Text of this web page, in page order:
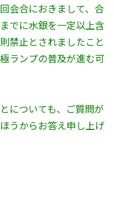
会合におきまして、合
でに水銀を一定以上含
禁止とされましたこと
ランプの普及が進む可
についても、ご質問が
うからお答え申し上げ